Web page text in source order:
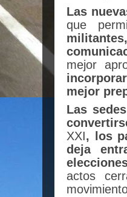
Las
que
mejor
mejor
Las
XXI, los
deja
actos